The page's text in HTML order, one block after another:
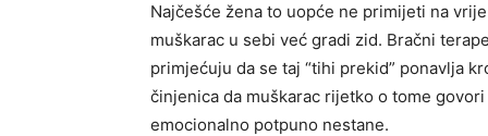
Najčešće žena to uopće ne primijeti na
muškarac u sebi već gradi zid. Bračni
primjećuju da se taj “tihi prekid” ponavlja
činjenica da muškarac rijetko o tome
emocionalno potpuno nestane.